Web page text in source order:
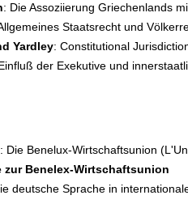
: Die Assoziierung Griechenlands
Staatsrecht und
Yardley: Constitutional
der Exekutive und
: Die Benelux-Wirtschaftsunion
zur Benelex-Wirtschaftsunion
deutsche Sprache in